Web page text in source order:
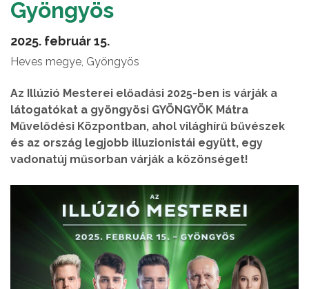
Gyöngyös
2025. február 15.
Heves megye, Gyöngyös
Az Illúzió Mesterei előadási 2025-ben is várják a
látogatókat a gyöngyösi GYÖNGYÖK Mátra
Művelődési Központban, ahol világhírű bűvészek
és az ország legjobb illuzionistái együtt, egy
vadonatúj műsorban várják a közönséget!